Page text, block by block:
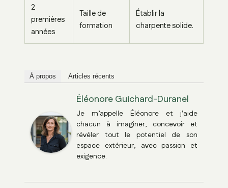
2
premières
années
Taille de
formation
Établir la
charpente solide.
À propos Articles récents
Éléonore Guichard-Duranel
Je m’appelle Éléonore et j’aide
chacun à imaginer, concevoir et
révéler tout le potentiel de son
espace extérieur, avec passion et
exigence.